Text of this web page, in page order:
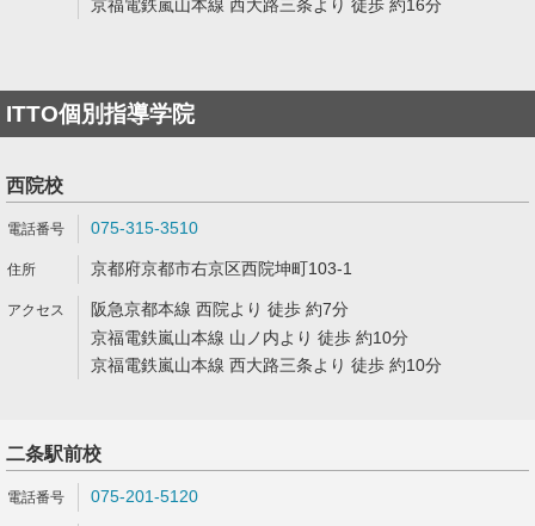
京福電鉄嵐山本線 西大路三条より 徒歩 約16分
ITTO個別指導学院
西院校
075-315-3510
京都府京都市右京区西院坤町103-1
阪急京都本線 西院より 徒歩 約7分
京福電鉄嵐山本線 山ノ内より 徒歩 約10分
京福電鉄嵐山本線 西大路三条より 徒歩 約10分
二条駅前校
075-201-5120